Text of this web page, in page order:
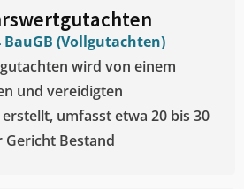
BauGB (Vollgutachten)
wird von einem
und vereidigten
umfasst etwa 20 bis 30
Bestand